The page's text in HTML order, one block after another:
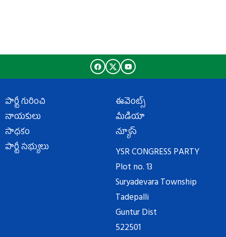
పార్టీ గురించి
నాయకులు
సాధకం
పార్టీ సభ్యులు
ఈవెంట్స్
మీడియా
న్యూస్
YSR CONGRESS PARTY
Plot no. 13
Suryadevara Township
Tadepalli
Guntur Dist
522501